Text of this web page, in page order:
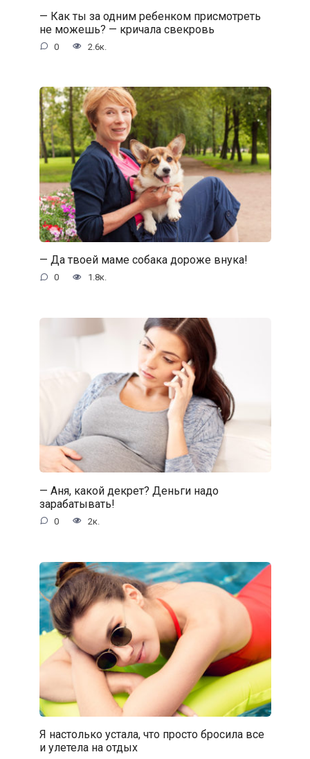
— Как ты за одним ребенком присмотреть
не можешь? — кричала свекровь
0 2.6к.
— Да твоей маме собака дороже внука!
0 1.8к.
— Аня, какой декрет? Деньги надо
зарабатывать!
0 2к.
Я настолько устала, что просто бросила все
и улетела на отдых